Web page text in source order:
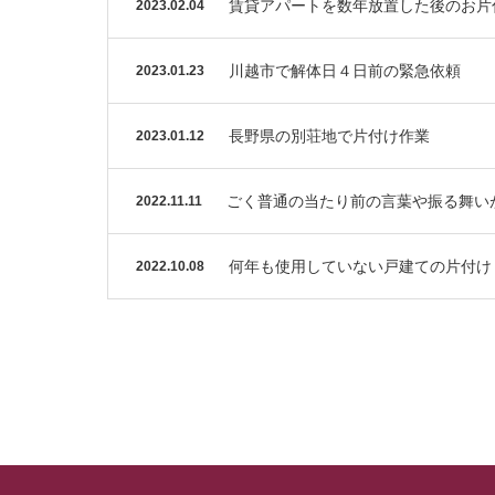
2023.02.04 賃貸アパートを数年放置した後のお片
2023.01.23 川越市で解体日４日前の緊急依頼
2023.01.12 長野県の別荘地で片付け作業
2022.11.11 ごく普通の当たり前の言葉や振る舞い
2022.10.08 何年も使用していない戸建ての片付け